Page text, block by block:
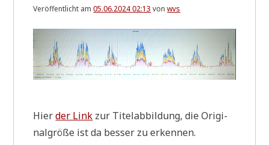
n
t
r
v
e
t
Veröffentlicht am05.06.2024 02:13 vonwvs
Hierder Link zur Titel­ab­bil­dung, die Ori­gi­
nal­grö­ße ist da bes­ser zu erkennen.